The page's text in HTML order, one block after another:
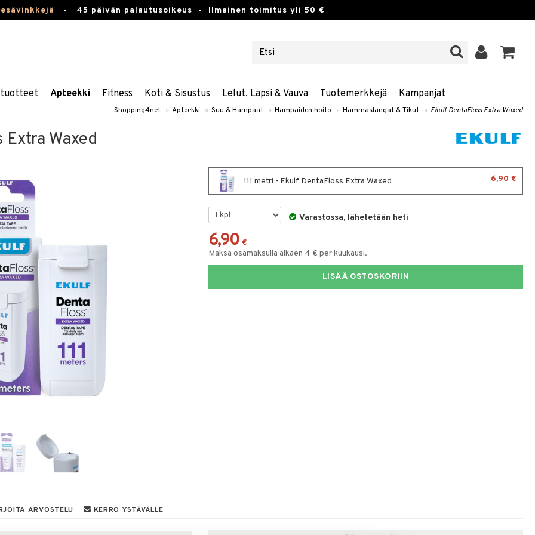
- 45 päivän palautusoikeus - Ilmainen toimitus yli 50 €
Apteekki Fitness Koti & Sisustus Lelut, Lapsi & Vauva Tuotemerkkejä Kampanjat
Shopping4net » Apteekki » Suu & Hampaat » Hampaiden hoito » Hammaslangat & Tikut » Ekulf DentaFloss Extra Waxed
Waxed
111 metri - Ekulf DentaFloss Extra Waxed 6,90 €
Varastossa, lähetetään heti
6,90 €
Maksa osamaksulla alkaen 4 € per kuukausi.
LISÄÄ OSTOSKORIIN
ARVOSTELU KERRO YSTÄVÄLLE